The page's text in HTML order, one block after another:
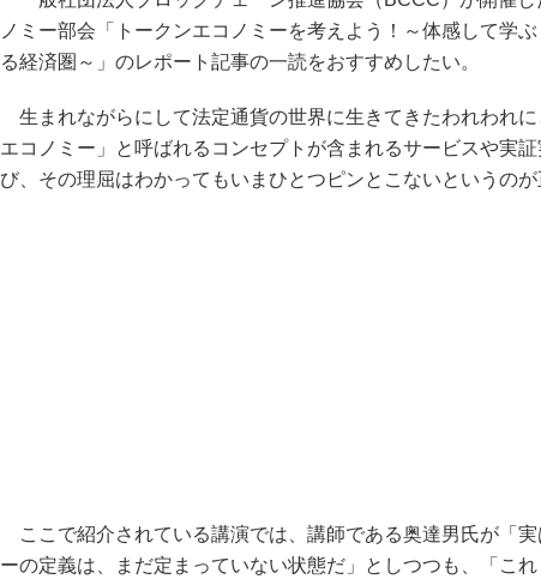
ノミー部会「トークンエコノミーを考えよう！～体感して学
る経済圏～」のレポート記事の一読をおすすめしたい。
生まれながらにして法定通貨の世界に生きてきたわれわれ
エコノミー」と呼ばれるコンセプトが含まれるサービスや実
び、その理屈はわかってもいまひとつピンとこないというのが
ここで紹介されている講演では、講師である奥達男氏が「実
ーの定義は、まだ定まっていない状態だ」としつつも、「こ